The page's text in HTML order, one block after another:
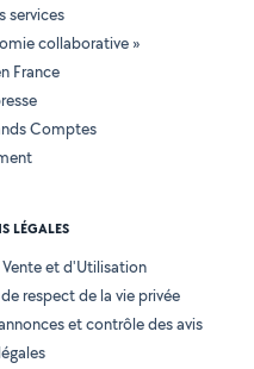
services
collaborative »
France
Comptes
LÉGALES
et d'Utilisation
respect de la vie privée
et contrôle des avis